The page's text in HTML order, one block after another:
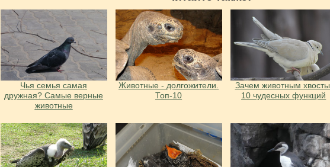
Чья семья самая
дружная? Самые верные
животные
Животные - долгожители.
Топ-10
Зачем животным хвосты.
10 чудесных функций